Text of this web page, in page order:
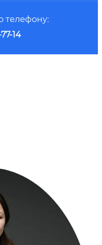
телефону:
14